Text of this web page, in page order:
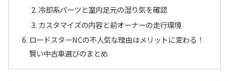
冷却系パーツと室内足元の湿り気を確認
カスタマイズの内容と前オーナーの走行環境
ロードスターNCの不人気な理由はメリットに変わる！
賢い中古車選びのまとめ